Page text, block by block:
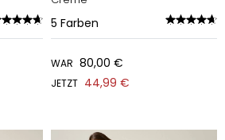
5 Farben
WAR 80,00 €
JETZT 44,99 €